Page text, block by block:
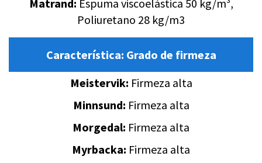
Matrand: Espuma viscoelástica 50 kg/m³,
Poliuretano 28 kg/m3
Característica: Grado de firmeza
Meistervik: Firmeza alta
Minnsund: Firmeza alta
Morgedal: Firmeza alta
Myrbacka: Firmeza alta